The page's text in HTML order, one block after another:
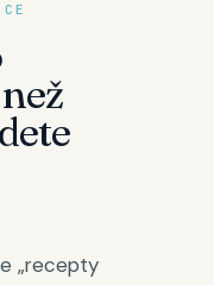
„recepty